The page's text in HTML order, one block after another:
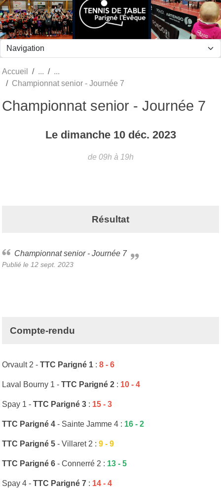
Accueil
Championnat senior - Journée 7
Championnat senior - Journée 7
Le dimanche 10 déc. 2023
de 09h à 19h
Résultat
Championnat senior - Journée 7
Publié le 12 sept. 2023
Compte-rendu
Orvault 2 - TTC Parigné 1 : 8 - 6
Laval Bourny 1 - TTC Parigné 2 : 10 - 4
Spay 1 - TTC Parigné 3 : 15 - 3
TTC Parigné 4 - Sainte Jamme 4 : 16 - 2
TTC Parigné 5 - Villaret 2 : 9 - 9
TTC Parigné 6 - Connerré 2 : 13 - 5
Spay 4 - TTC Parigné 7 : 14 - 4
Panneau de gestion des cookies